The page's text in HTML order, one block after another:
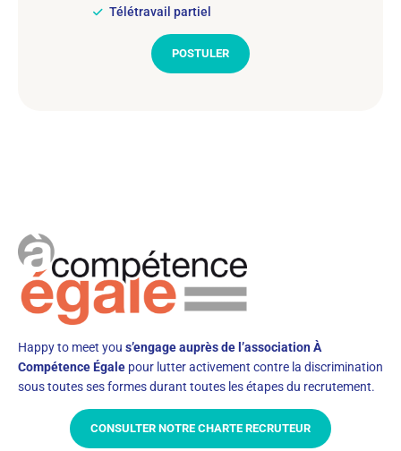
Télétravail partiel
POSTULER
Happy to meet you s’engage auprès de l’association À
Compétence Égale pour lutter activement contre la discrimination
sous toutes ses formes durant toutes les étapes du recrutement.
CONSULTER NOTRE CHARTE RECRUTEUR